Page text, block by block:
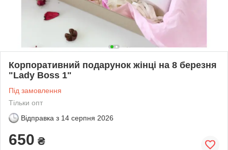
Корпоративний подарунок жінці на 8 березня
"Lady Boss 1"
Під замовлення
Тільки опт
Відправка з 14 серпня 2026
650 ₴